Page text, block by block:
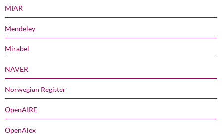
MIAR
Mendeley
Mirabel
NAVER
Norwegian Register
OpenAIRE
OpenAlex